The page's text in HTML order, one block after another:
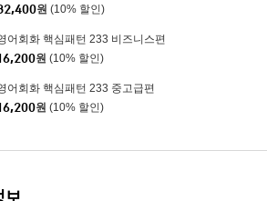
원 (10% 할인)
어회화 핵심패턴 233 비즈니스편
원 (10% 할인)
어회화 핵심패턴 233 중고급편
원 (10% 할인)